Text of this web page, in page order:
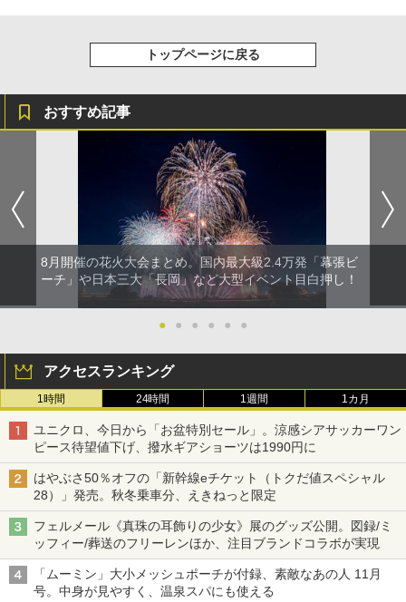
トップページに戻る
おすすめ記事
8月開催の花火大会まとめ。国内最大級2.4万発「幕張ビ
ーチ」や日本三大「長岡」など大型イベント目白押し！
● ● ● ● ● ●
アクセスランキング
1時間 24時間 1週間 1カ月
ユニクロ、今日から「お盆特別セール」。涼感シアサッカーワン
ピース待望値下げ、撥水ギアショーツは1990円に
はやぶさ50％オフの「新幹線eチケット（トクだ値スペシャル
28）」発売。秋冬乗車分、えきねっと限定
フェルメール《真珠の耳飾りの少女》展のグッズ公開。図録/ミ
ッフィー/葬送のフリーレンほか、注目ブランドコラボが実現
「ムーミン」大小メッシュポーチが付録、素敵なあの人 11月
号。中身が見やすく、温泉スパにも使える